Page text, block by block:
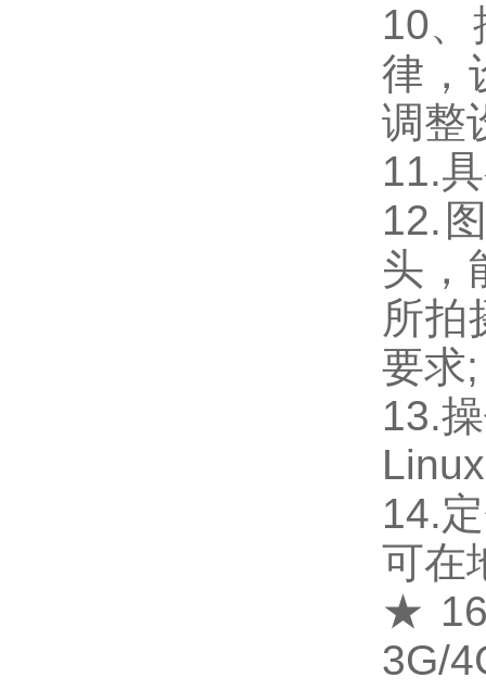
10
律，
调整
11.
12.
头，
所拍
要求;
13.
14.
可在
3G/